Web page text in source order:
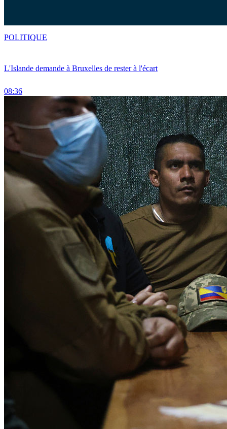
L'Islande demande à Bruxelles de rester à l'écart
08:36
POLITIQUE